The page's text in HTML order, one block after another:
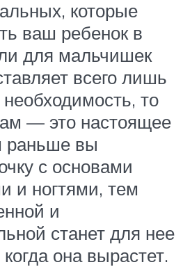
которые
ваш ребенок в
для мальчишек
всего лишь
то
— это настоящее
раньше вы
с основами
и ногтями, тем
и
станет для нее
она вырастет.